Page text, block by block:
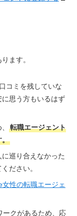
ます。
コミを残していな
思う方もいるはず
転職エージェント
。
巡り合えなかった
ださい。
女性の転職エージェ
ークがあるため、応